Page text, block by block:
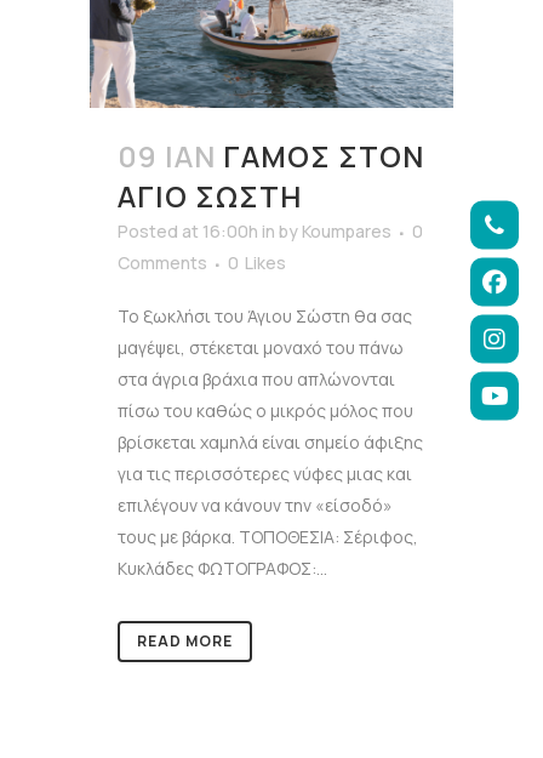
09 ΙΑΝ ΓΆΜΟΣ ΣΤΟΝ
ΆΓΙΟ ΣΏΣΤΗ
Posted at 16:00h in by Koumpares
0
Comments
0 Likes
Το ξωκλήσι του Άγιου Σώστη θα σας
μαγέψει, στέκεται μοναχό του πάνω
στα άγρια βράχια που απλώνονται
πίσω του καθώς ο μικρός μόλος που
βρίσκεται χαμηλά είναι σημείο άφιξης
για τις περισσότερες νύφες μιας και
επιλέγουν να κάνουν την «είσοδό»
τους με βάρκα. ΤΟΠΟΘΕΣΙΑ: Σέριφος,
Κυκλάδες ΦΩΤΟΓΡΑΦΟΣ:...
READ MORE